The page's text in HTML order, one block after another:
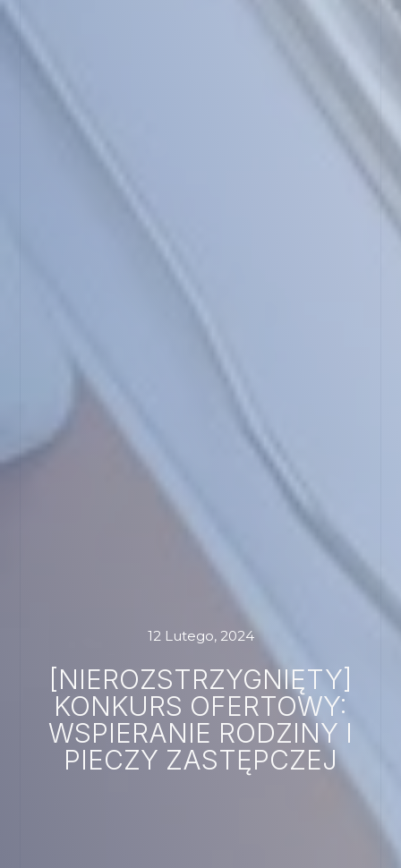
12 Lutego, 2024
[NIEROZSTRZYGNIĘTY]
KONKURS OFERTOWY:
WSPIERANIE RODZINY I
PIECZY ZASTĘPCZEJ